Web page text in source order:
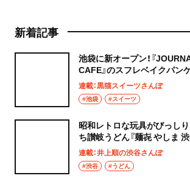
新着記事
池袋に新オープン！『
CAFE』のスフレベイクパン
猫スイーツ散歩 池袋編5〜
連載：黒猫スイーツさんぽ
#池袋 #スイーツ
昭和レトロな玩具がびっし
ち讃岐うどん『麺㐂 やしま 渋
順の渋谷さんぽ】
連載：井上順の渋谷さんぽ
#渋谷 #うどん